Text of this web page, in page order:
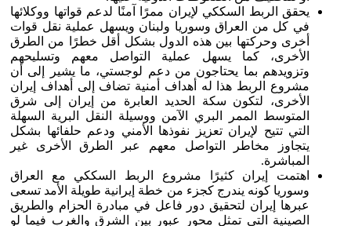
يحقق الربط السككي لإيران ممرًا آمنًا لدعم قواتها ووكلائها
في كل من العراق وسوريا ولبنان ويسهل عملية نقل قوات
أخرى وحركتها بين هذه الدول بشكل أقل خطرًا من الطرق
الأخرى، كما يسهل عملية التواصل معهم وتسليحهم
وتزويدهم بما يحتاجون من دعم لوجستي، ما يشير إلى أن
مشروع الربط هذا له أهداف أمنية تضاف إلى أهداف إيران
الأخرى، لتكون سكة الحديد العابرة من إيران إلى شرق
المتوسط الممر البري الآمن ووسيلة النقل البرية السهلة
التي تتيح لإيران تعزيز نفوذها الأمني ودعم حلفائها بشكل
يتجاوز مخاطر التواصل معهم عبر الطرق الأخرى غير
المباشرة.
اهتمت إيران كثيرًا مشروع الربط السككي مع العراق
وسوريا كونه يندرج كجزء من خطة إيرانية طويلة الأمد تسعى
عبرها إيران لتحقيق دور فاعل في مبادرة الحزام والطريق
الصينية التي تمثل محور عبور بين الشرق والغرب فيما لو